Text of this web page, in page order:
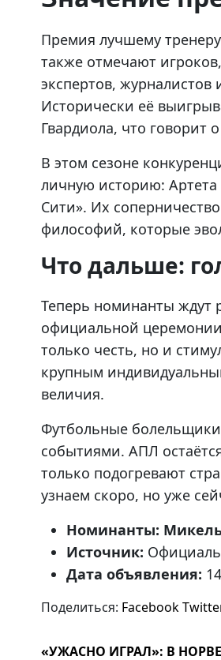
Премия лучшему
также отмечают
экспертов, журналистов
Исторически её
Гвардиола, что говорит
В этом сезоне
личную историю: Артета
Сити». Их
философий, которые
Что дальше:
Теперь номинанты ждут
официальной церемонии
только честь, но и
крупным
величия.
Футбольные
событиями. АПЛ
только подогревают
узнаем скоро, но уже
Номинанты:
Источник:
Дата объявления:
Поделиться: Facebook
«УЖАСНО ИГРАЛ»: В